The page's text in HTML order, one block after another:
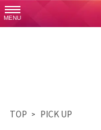
MENU
TOP PICK UP